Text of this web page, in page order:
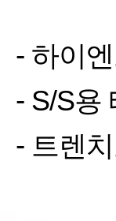
- 하이
- S/S용
- 트렌